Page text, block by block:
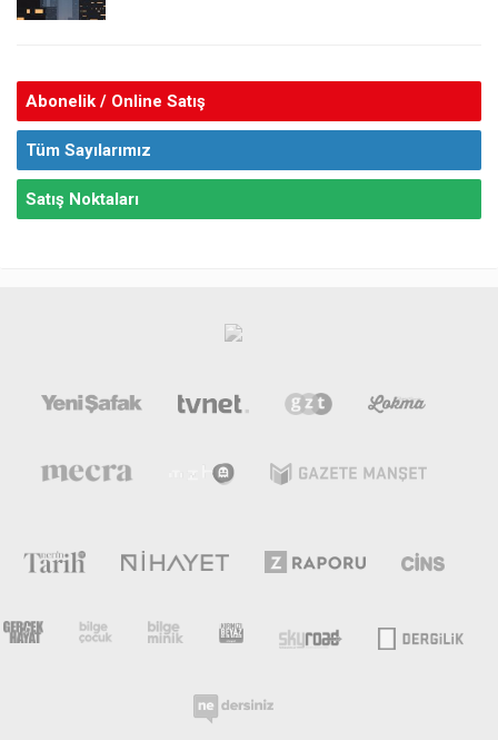
Abonelik / Online Satış
Tüm Sayılarımız
Satış Noktaları